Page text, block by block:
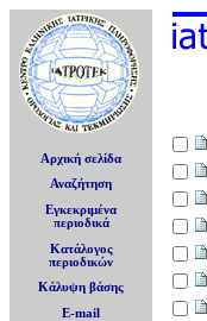
Αρχική σελίδα
Αναζήτηση
Εγκεκριμένα
περιοδικά
Κατάλογος
περιοδικών
Κάλυψη βάσης
E-mail